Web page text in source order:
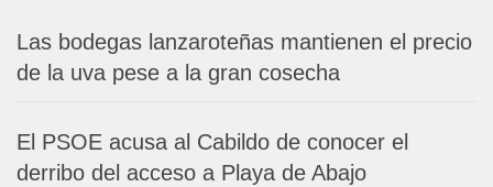
Las bodegas lanzaroteñas mantienen el precio
de la uva pese a la gran cosecha
El PSOE acusa al Cabildo de conocer el
derribo del acceso a Playa de Abajo